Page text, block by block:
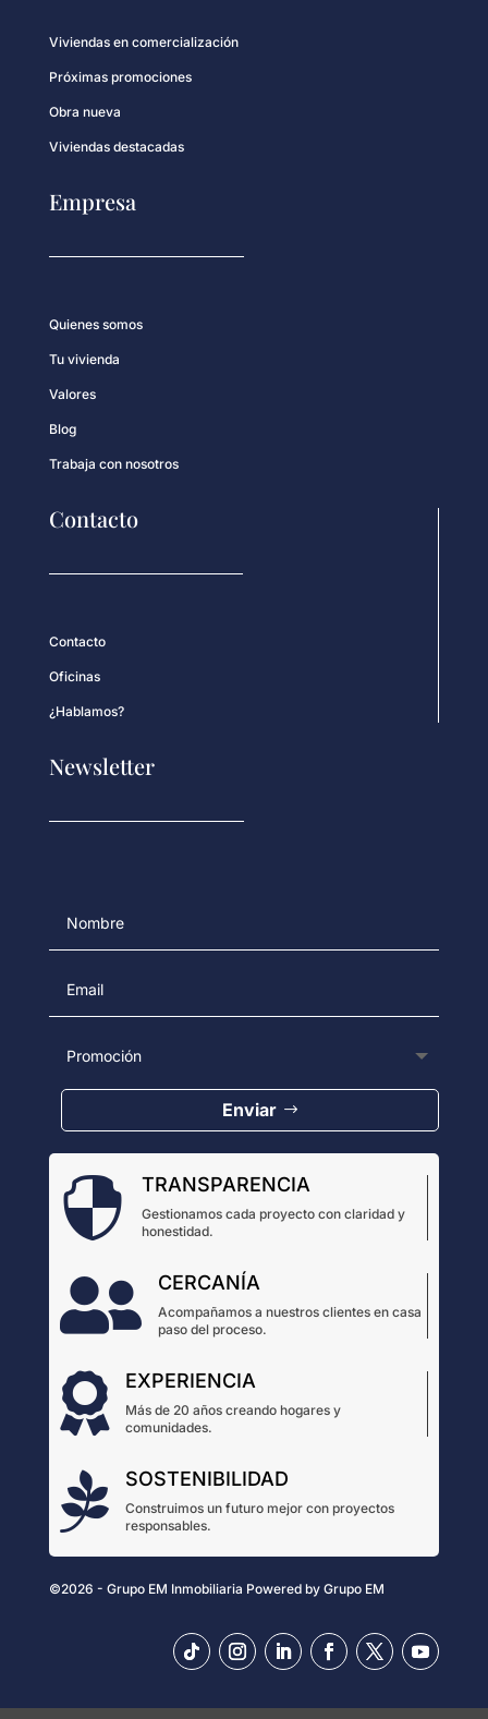
Viviendas en comercialización
Próximas promociones
Obra nueva
Viviendas destacadas
Empresa
Quienes somos
Tu vivienda
Valores
Blog
Trabaja con nosotros
Contacto
Contacto
Oficinas
¿Hablamos?
Newsletter
Enviar
 TRANSPARENCIA
Gestionamos cada proyecto con claridad y
honestidad.
 CERCANÍA
Acompañamos a nuestros clientes en casa
paso del proceso.
 EXPERIENCIA
Más de 20 años creando hogares y
comunidades.
 SOSTENIBILIDAD
Construimos un futuro mejor con proyectos
responsables.
©2026 - Grupo EM Inmobiliaria Powered by Grupo EM